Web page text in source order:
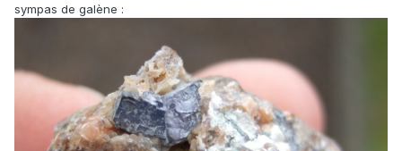
sympas de galène :